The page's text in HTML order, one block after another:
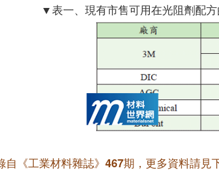
▼表一、現有市售可用在光阻劑配
《工業材料雜誌》467期，更多資料請見